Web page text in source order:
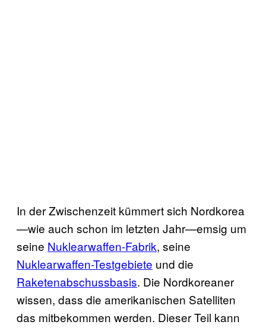
In der Zwischenzeit kümmert sich Nordkorea
—wie auch schon im letzten Jahr—emsig um
seine Nuklearwaffen-Fabrik, seine
Nuklearwaffen-Testgebiete und die
Raketenabschussbasis. Die Nordkoreaner
wissen, dass die amerikanischen Satelliten
das mitbekommen werden. Dieser Teil kann